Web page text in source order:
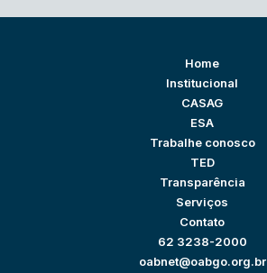
Home
Institucional
CASAG
ESA
Trabalhe conosco
TED
Transparência
Serviços
Contato
62 3238-2000
oabnet@oabgo.org.br